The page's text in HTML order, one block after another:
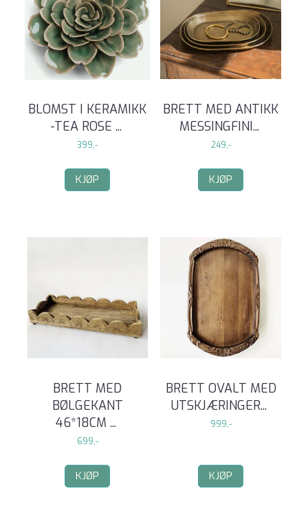
BLOMST I KERAMIKK
-TEA ROSE ...
399,-
KJØP
BRETT MED ANTIKK
MESSINGFINI...
249,-
KJØP
BRETT MED
BØLGEKANT
46*18CM ...
699,-
KJØP
BRETT OVALT MED
UTSKJÆRINGER...
999,-
KJØP